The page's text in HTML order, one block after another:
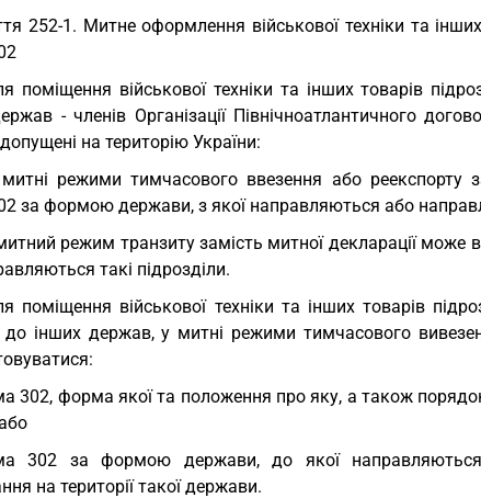
252-1. Митне оформлення військової техніки та
поміщення військової техніки та інших товарів
- членів Організації Північноатлантичного
на територію України:
режими тимчасового ввезення або реекспорту
за формою держави, з якої направляються або
режим транзиту замість митної декларації
такі підрозділи.
поміщення військової техніки та інших товарів
інших держав, у митні режими тимчасового
302, форма якої та положення про яку, а також
302 за формою держави, до якої направляються
на території такої держави.